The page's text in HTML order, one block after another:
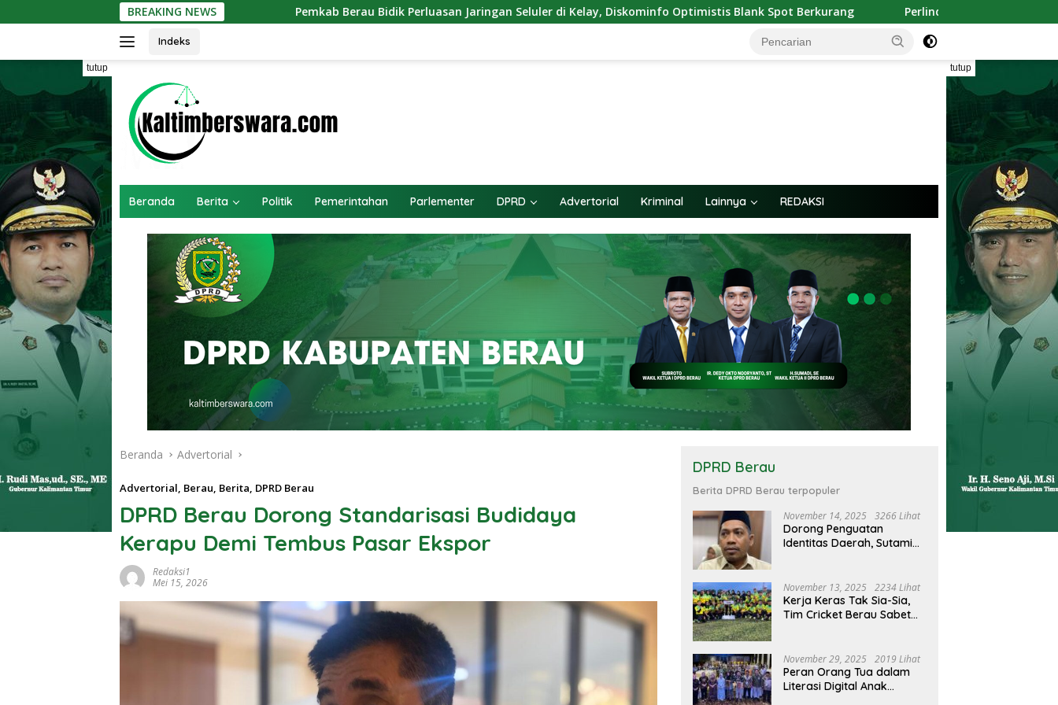
ke
BREAKING NEWS
Pemkab Berau Bidik Perluasan Jaringan Seluler di Kelay, Diskominfo Optimistis Blank Spot Berkurang Perlindungan Sosial Jadi Sorotan, PWI Kaltim
Indeks
tutup tutup
Beranda Berita Politik Pemerintahan Parlementer DPRD Advertorial Kriminal Lainnya REDAKSI
Beranda Advertorial
Advertorial, Berau, Berita, DPRD Berau
DPRD Berau Dorong Standarisasi Budidaya
Kerapu Demi Tembus Pasar Ekspor
Redaksi1
Mei 15, 2026
DPRD Berau
Berita DPRD Berau terpopuler
November 14, 2025 3266 Lihat
Dorong Penguatan
Identitas Daerah, Sutami
Tari Berau
November 13, 2025 2234 Lihat
Kerja Keras Tak Sia-Sia,
Tim Cricket Berau Sabet
November 29, 2025 2019 Lihat
Peran Orang Tua dalam
Literasi Digital Anak